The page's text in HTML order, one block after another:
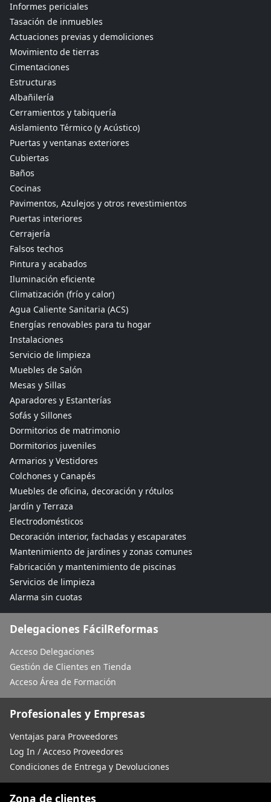
Informes periciales
Tasación de inmuebles
Actuaciones previas y demoliciones
Movimiento de tierras
Cimentaciones
Estructuras
Albañilería
Cerramientos y tabiquería
Aislamiento Térmico (y Acústico)
Puertas y ventanas exteriores
Cubiertas
Baños
Cocinas
Pavimentos, Azulejos y otros revestimientos
Puertas interiores
Cerrajería
Falsos techos
Pintura y acabados
Iluminación eficiente
Climatización (frío y calor)
Agua Caliente Sanitaria (ACS)
Energías renovables para tu hogar
Instalaciones
Servicio de limpieza
Muebles de Salón
Mesas y Sillas
Aparadores y Estanterías
Sofás y Sillones
Dormitorios de matrimonio
Dormitorios juveniles
Armarios y Vestidores
Colchones y Canapés
Muebles de oficina, decoración y rótulos
Jardín y Terraza
Electrodomésticos
Decoración interior, fachadas y escaparates
Mantenimiento de jardines y zonas comunes
Fabricación y mantenimiento de piscinas
Servicios de limpieza
Alarma sin cuotas
Delegaciones FácilReformas
Acceso Delegaciones
Gestión de Clientes en Tienda
Acceso Área de Formación
Profesionales y Empresas
Ventajas para Proveedores
Log In / Acceso Proveedores
Condiciones de Entrega y Devoluciones
Zona de clientes